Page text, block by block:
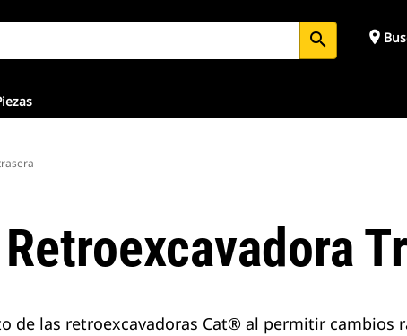
search place
de las retroexcavadoras Cat® al permitir cambios